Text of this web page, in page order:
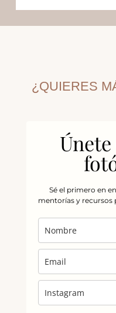
¿QUIERES
Sé el primero en
mentorías y recursos